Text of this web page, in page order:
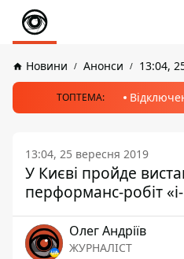
Новини Анонси 13:04,
ТОПТЕМА:
13:04, 25 вересня 2019
У Києві пройде
перформанс-робіт
Олег Андріїв
ЖУРНАЛІСТ